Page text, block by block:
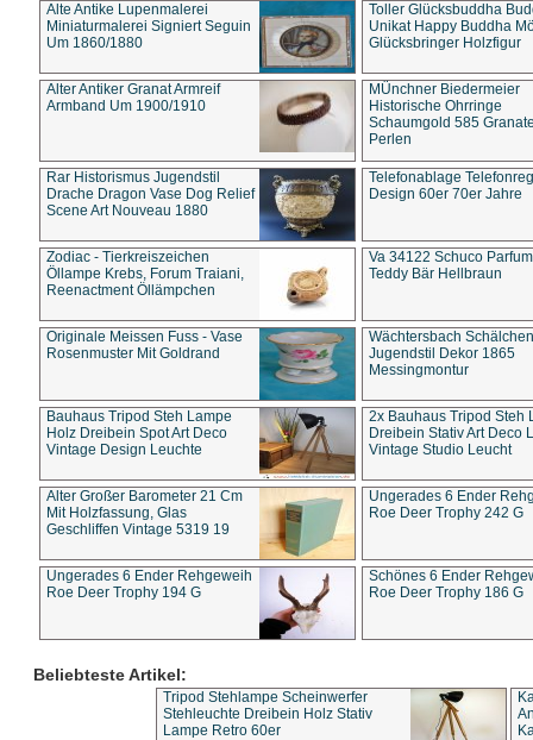
Alte Antike Lupenmalerei
Miniaturmalerei Signiert Seguin
Um 1860/1880
Toller Glücksbuddha
Unikat Happy Buddha
Glücksbringer Holzfigur
Alter Antiker Granat Armreif
Armband Um 1900/1910
MÜnchner Biedermeier
Historische Ohrringe
Schaumgold 585
Perlen
Rar Historismus Jugendstil
Drache Dragon Vase Dog Relief
Scene Art Nouveau 1880
Telefonablage
Design 60er 70er Jahre
Zodiac - Tierkreiszeichen
Öllampe Krebs, Forum Traiani,
Reenactment Öllämpchen
Va 34122 Schuco
Teddy Bär Hellbraun
Originale Meissen Fuss - Vase
Rosenmuster Mit Goldrand
Wächtersbach Schälchen
Jugendstil Dekor 1865
Messingmontur
Bauhaus Tripod Steh Lampe
Holz Dreibein Spot Art Deco
Vintage Design Leuchte
2x Bauhaus Tripod Steh
Dreibein Stativ Art Deco
Vintage Studio Leucht
Alter Großer Barometer 21 Cm
Mit Holzfassung, Glas
Geschliffen Vintage 5319 19
Ungerades 6 Ender
Roe Deer Trophy 242 G
Ungerades 6 Ender Rehgeweih
Roe Deer Trophy 194 G
Schönes 6 Ender
Roe Deer Trophy 186 G
Beliebteste Artikel:
Tripod Stehlampe Scheinwerfer
Stehleuchte Dreibein Holz Stativ
Lampe Retro 60er